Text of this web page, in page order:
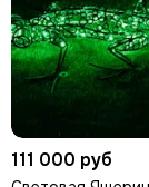
111 000 руб